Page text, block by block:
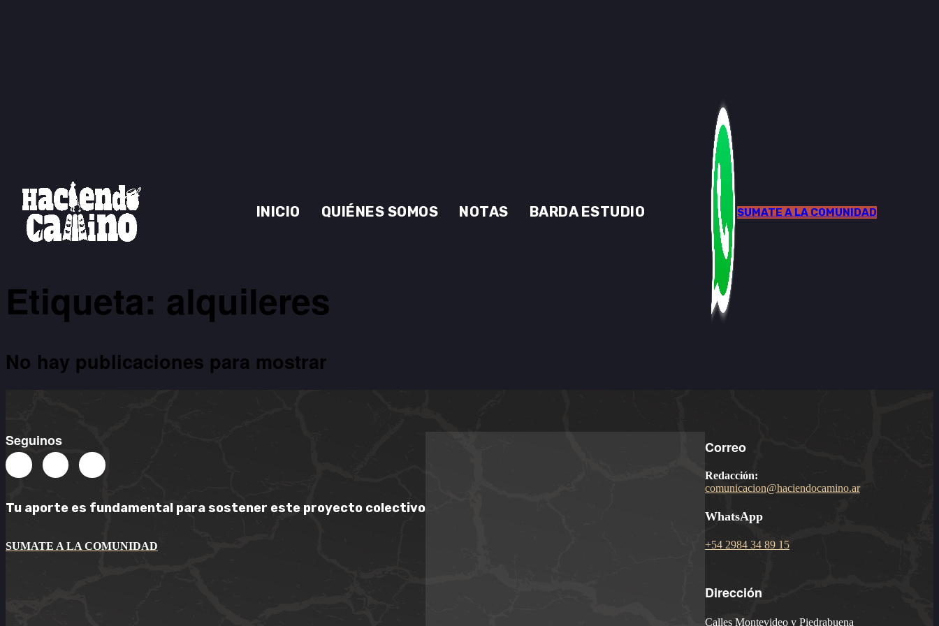
INICIO QUIÉNES SOMOS NOTAS BARDA ESTUDIO SUMATE A LA COMUNIDAD
Etiqueta: alquileres
No hay publicaciones para mostrar
Seguinos
Tu aporte es fundamental para sostener este proyecto colectivo
SUMATE A LA COMUNIDAD
Correo
Redacción:
comunicacion@haciendocamino.ar
WhatsApp
+54 2984 34 89 15
Dirección
Calles Montevideo y Piedrabuena